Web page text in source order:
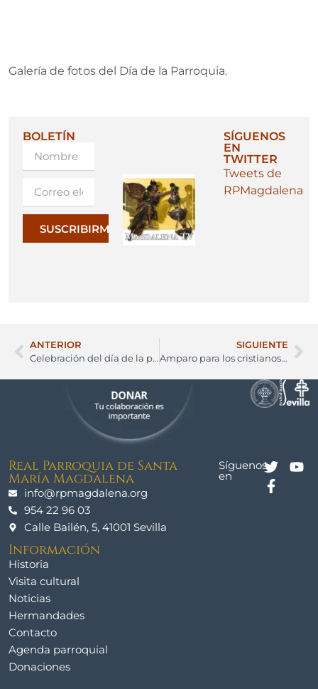
Galería de fotos del Día de la Parroquia.
BOLETÍN
SUSCRIBIRME
SÍGUENOS
EN
TWITTER
Tweets de
RPMagdalena
ANTERIOR
Celebración del día de la parroquia de Santa María Magdalena
SIGUIENTE
Amparo para los cristianos perseguidos
Real Parroquia de Santa
María Magdalena
info@rpmagdalena.org
954 22 96 03
Calle Bailén, 5, 41001 Sevilla
Síguenos
en
Información
Historia
Visita cultural
Noticias
Hermandades
Contacto
Agenda parroquial
Donaciones